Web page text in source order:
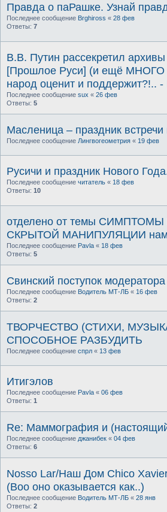
Правда о паРашке. Узнай
Последнее сообщение Brghiross « 28 фев
Ответы: 7
В.В. Путин рассекретил
[Прошлое Руси] (и ещё МНОГО
народ оценит и поддержит?!..
Последнее сообщение sux « 26 фев
Ответы: 5
Масленица – праздник
Последнее сообщение Лингвогеометрия « 19 фев
Русичи и праздник Нового
Последнее сообщение читатель « 18 фев
Ответы: 10
отделено от темы
СКРЫТОЙ МАНИПУЛЯЦИИ нами
Последнее сообщение Pavla « 18 фев
Ответы: 5
Свинский поступок модератора
Последнее сообщение Водитель МТ-ЛБ « 16 фев
Ответы: 2
ТВОРЧЕСТВО (СТИХИ,
СПОСОБНОЕ РАЗБУДИТЬ
Последнее сообщение спрл « 13 фев
Итигэлов
Последнее сообщение Pavla « 06 фев
Ответы: 1
Re: Маммография и
Последнее сообщение джанибек « 04 фев
Ответы: 6
Nosso Lar/Наш Дом Chico
(Воо оно оказывается как..)
Последнее сообщение Водитель МТ-ЛБ « 28 янв
Ответы: 2